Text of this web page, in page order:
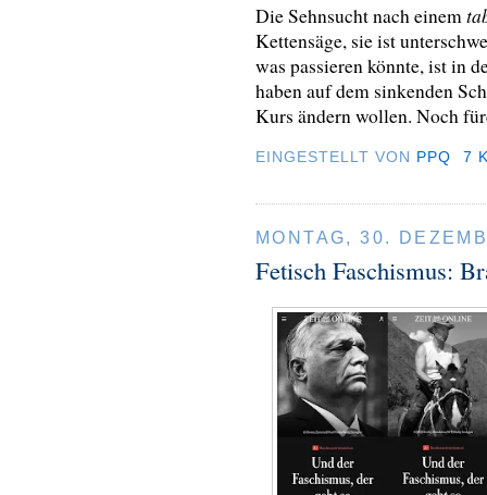
Die Sehnsucht nach einem
Kettensäge, sie ist
was passieren könnte, ist in
haben auf dem sinkenden
Kurs ändern wollen. Noch
EINGESTELLT VON PPQ 7
MONTAG, 30.
Fetisch Faschismus: